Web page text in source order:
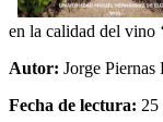
en la calidad del vino
Autor: Jorge Piernas
Fecha de lectura: 25